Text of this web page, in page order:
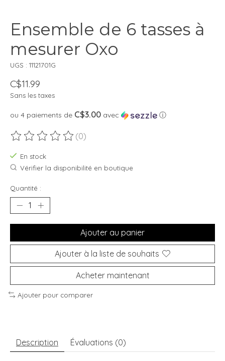
Ensemble de 6 tasses à
mesurer Oxo
UGS : 11121701G
C$11.99
Sans les taxes
ou 4 paiements de C$3.00 avec ⓘ
Ce produit est évalué à
(0)
En stock
Vérifier la disponibilité en boutique
Quantité :
Ajouter au panier
Ajouter à la liste de souhaits
Acheter maintenant
Ajouter pour comparer
Description Évaluations (0)